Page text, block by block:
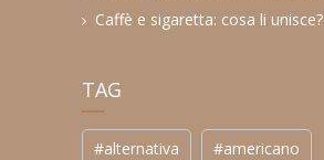
Caffè e sigaretta: cosa li unisce?
TAG
#alternativa #americano